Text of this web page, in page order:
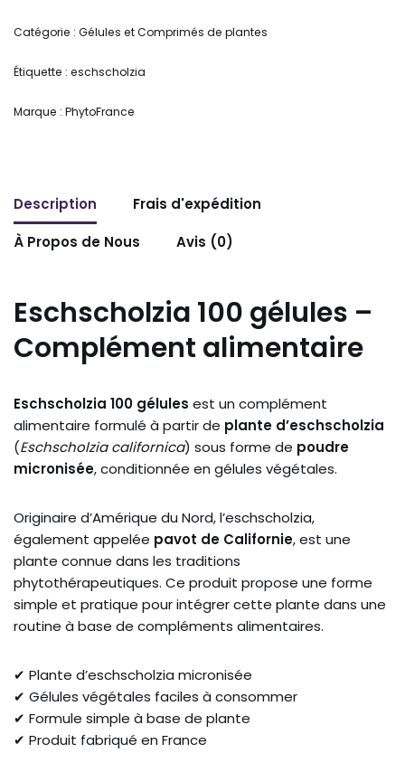
Catégorie : Gélules et Comprimés de plantes
Étiquette : eschscholzia
Marque : PhytoFrance
Description
Frais d'expédition
À Propos de Nous
Avis (0)
Eschscholzia 100 gélules –
Complément alimentaire
Eschscholzia 100 gélules est un complément
alimentaire formulé à partir de plante d’eschscholzia
(Eschscholzia californica) sous forme de poudre
micronisée, conditionnée en gélules végétales.
Originaire d’Amérique du Nord, l’eschscholzia,
également appelée pavot de Californie, est une
plante connue dans les traditions
phytothérapeutiques. Ce produit propose une forme
simple et pratique pour intégrer cette plante dans une
routine à base de compléments alimentaires.
✔ Plante d’eschscholzia micronisée
✔ Gélules végétales faciles à consommer
✔ Formule simple à base de plante
✔ Produit fabriqué en France